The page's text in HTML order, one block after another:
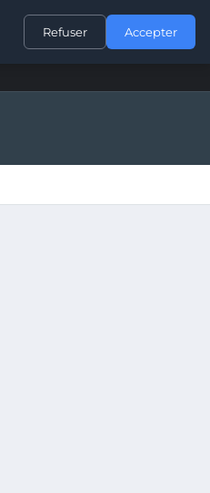
CONTACT
Refuser Accepter